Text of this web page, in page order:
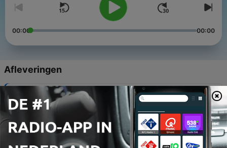
00:00 00:00
Afleveringen
Aflevering 8 | in gesprek met Elise
28 jul. 2026
61 - #44 Ik was goed in verdwijnen - met zus Karen